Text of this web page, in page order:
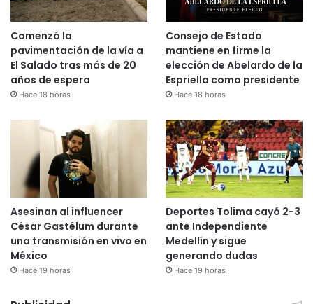
Comenzó la
pavimentación de la vía a
El Salado tras más de 20
años de espera
Hace 18 horas
Consejo de Estado
mantiene en firme la
elección de Abelardo de la
Espriella como presidente
Hace 18 horas
Asesinan al influencer
César Gastélum durante
una transmisión en vivo en
México
Hace 19 horas
Deportes Tolima cayó 2-3
ante Independiente
Medellín y sigue
generando dudas
Hace 19 horas